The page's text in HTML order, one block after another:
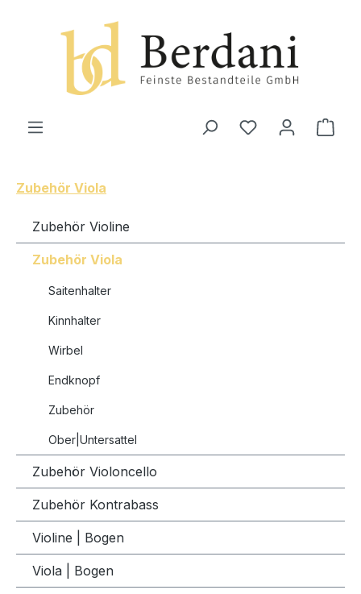
Zubehör Viola
Zubehör Violine
Zubehör Viola
Saitenhalter
Kinnhalter
Wirbel
Endknopf
Zubehör
Ober|Untersattel
Zubehör Violoncello
Zubehör Kontrabass
Violine | Bogen
Viola | Bogen